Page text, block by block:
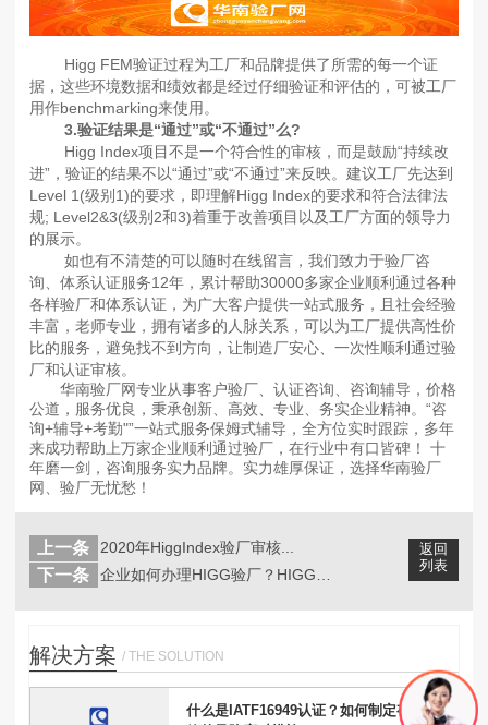
Higg FEM验证过程为工厂和品牌提供了所需的每一个证
据，这些环境数据和绩效都是经过仔细验证和评估的，可被工厂
用作benchmarking来使用。
3.验证结果是“通过”或“不通过”么?
Higg Index项目不是一个符合性的审核，而是鼓励“持续改
进”，验证的结果不以“通过”或“不通过”来反映。建议工厂先达到
Level 1(级别1)的要求，即理解Higg Index的要求和符合法律法
规; Level2&3(级别2和3)着重于改善项目以及工厂方面的领导力
的展示。
如也有不清楚的可以随时在线留言，我们致力于验厂咨
询、体系认证服务12年，累计帮助30000多家企业顺利通过各种
各样验厂和体系认证，为广大客户提供一站式服务，且社会经验
丰富，老师专业，拥有诸多的人脉关系，可以为工厂提供高性价
比的服务，避免找不到方向，让制造厂安心、一次性顺利通过验
厂和认证审核。
华南验厂网专业从事客户验厂、认证咨询、咨询辅导，价格
公道，服务优良，秉承创新、高效、专业、务实企业精神。“咨
询+辅导+考勤"”一站式服务保姆式辅导，全方位实时跟踪，多年
来成功帮助上万家企业顺利通过验厂，在行业中有口皆碑！ 十
年磨一剑，咨询服务实力品牌。实力雄厚保证，选择华南验厂
网、验厂无忧愁！
返回
列表
上一条 2020年HiggIndex验厂审核...
下一条
解决方案 / THE SOLUTION
什么是IATF16949认证？如何制定有